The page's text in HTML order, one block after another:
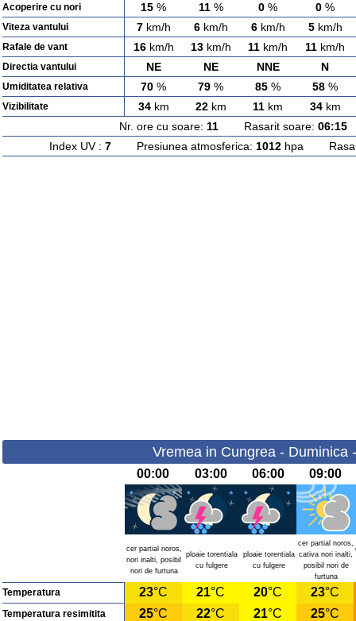
Acoperire cu nori 15 % 11% 0 % 0 %
Viteza vantului 7km/h 6km/h 6km/h 5km/h
Rafale de vant 16km/h 13km/h 11 km/h 11 km/h
Directia vantului NE NE NNE N
Umiditatea relativa 70 % 79 % 85 % 58 %
Vizibilitate 34km 22km 11 km 34km
Nr. ore cu soare: 11 Rasarit soare: 06:15
Index UV : 7Presiunea atmosferica: 1012hpa
Vremea in Cungrea - Duminica
00:00 03:00 06:00 09:00
cer partial noros,
nori inalti, posibil
nori de furtuna
ploaie torentiala
cu fulgere
ploaie torentiala
cu fulgere
cer partial noros,
cativa nori inalti,
posibil nori de
furtuna
Temperatura 23°C 21°C 20°C 23°C
Temperatura resimitita 25°C 22°C 21°C 25°C